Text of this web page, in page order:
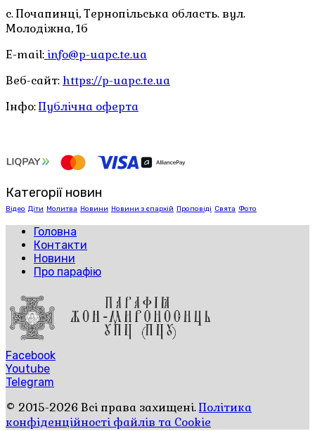
с. Почапинці, Тернопільська область. вул.
Молодіжна, 1б
E-mail: info@p-uapc.te.ua
Веб-сайт: https://p-uapc.te.ua
Інфо:Публічна оферта
Категорії новин
Відео Діти Молитва Новини Новини з єпархій Проповіді Свята Фото
Головна
Контакти
Новини
Про парафію
Facebook
Youtube
Telegram
© 2015-2026 Всі права захищені.Політика
конфіденційності файлів та Cookie